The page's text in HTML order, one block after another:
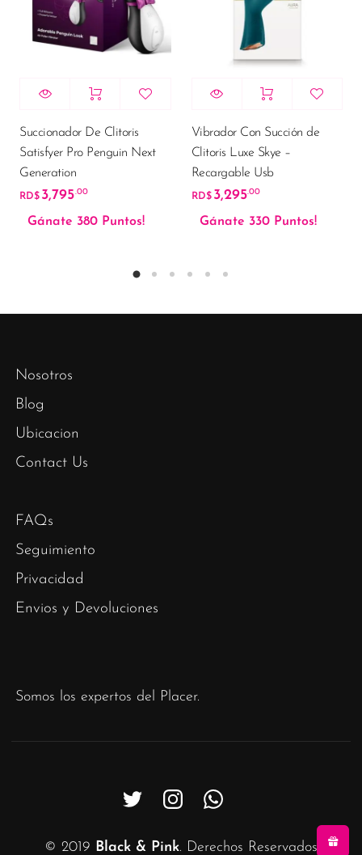
Succionador De Clitoris
Satisfyer Pro Penguin Next
Generation
RD$ 3,795.00
Gánate 380 Puntos!
Vibrador Con Succión de
Clitoris Luxe Skye –
Recargable Usb
RD$ 3,295.00
Gánate 330 Puntos!
Nosotros
Blog
Ubicacion
Contact Us
FAQs
Seguimiento
Privacidad
Envios y Devoluciones
Somos los expertos del Placer.
© 2019 Black & Pink. Derechos Reservados